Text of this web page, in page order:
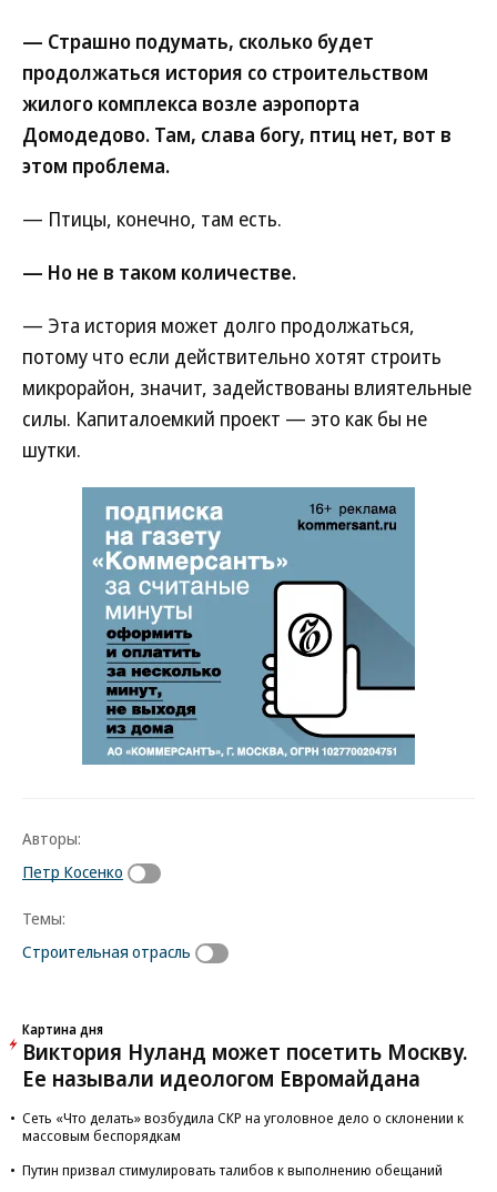
— Страшно подумать, сколько будет
продолжаться история со строительством
жилого комплекса возле аэропорта
Домодедово. Там, слава богу, птиц нет, вот в
этом проблема.
— Птицы, конечно, там есть.
— Но не в таком количестве.
— Эта история может долго продолжаться,
потому что если действительно хотят строить
микрорайон, значит, задействованы влиятельные
силы. Капиталоемкий проект — это как бы не
шутки.
Авторы:
Петр Косенко
Темы:
Строительная отрасль
Картина дня
Виктория Нуланд может посетить Москву.
Ее называли идеологом Евромайдана
Сеть «Что делать» возбудила СКР на уголовное дело о склонении к
массовым беспорядкам
Путин призвал стимулировать талибов к выполнению обещаний